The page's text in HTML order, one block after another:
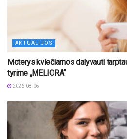
AKTUALIJOS
Moterys kviečiamos dalyvauti
tyrime „MELIORA“
2026-08-06